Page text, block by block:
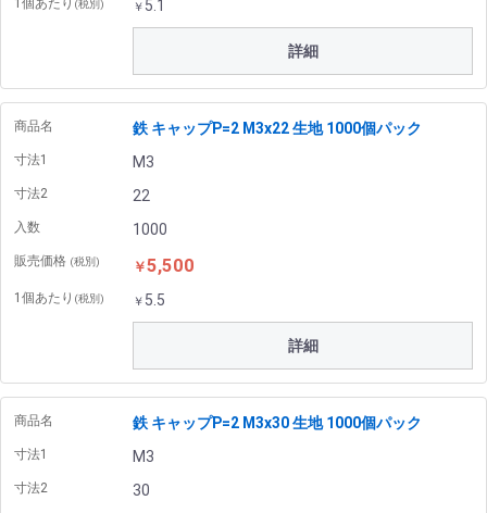
1個あたり (税別) ￥ 5.1
詳細
商品名 鉄 キャップP=2 M3x22 生地 1000個パック
寸法1 M3
寸法2 22
入数 1000
販売価格 (税別) ￥5,500
1個あたり (税別) ￥ 5.5
詳細
商品名 鉄 キャップP=2 M3x30 生地 1000個パック
寸法1 M3
寸法2 30